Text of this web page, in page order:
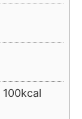
100kcal